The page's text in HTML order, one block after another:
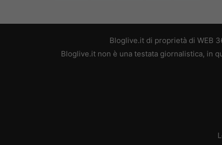
Bloglive.it di proprietà di WEB
Bloglive.it non è una testata giornalistica, in